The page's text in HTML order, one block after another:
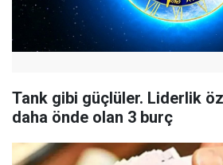
Tank gibi güçlüler. Liderlik
daha önde olan 3 burç